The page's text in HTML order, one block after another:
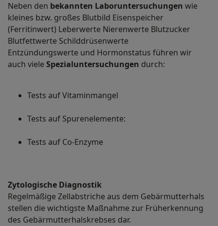
Neben den bekannten Laboruntersuchungen wie
kleines bzw. großes Blutbild Eisenspeicher
(Ferritinwert) Leberwerte Nierenwerte Blutzucker
Blutfettwerte Schilddrüsenwerte
Entzündungswerte und Hormonstatus führen wir
auch viele Spezialuntersuchungen durch:
Tests auf Vitaminmangel
Tests auf Spurenelemente:
Tests auf Co-Enzyme
Zytologische Diagnostik
Regelmäßige Zellabstriche aus dem Gebärmutterhals
stellen die wichtigste Maßnahme zur Früherkennung
des Gebärmutterhalskrebses dar.